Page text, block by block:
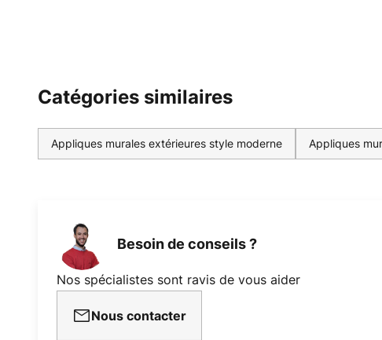
Catégories similaires
Appliques murales extérieures style moderne Appliques
Besoin de conseils ?
Nos spécialistes sont ravis de vous aider
Nous contacter